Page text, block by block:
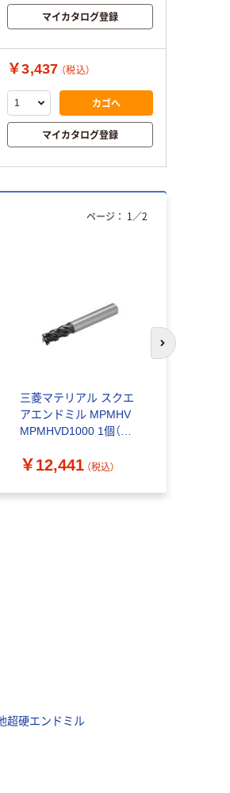
マイカタログ登録
￥3,437 （税込）
カゴへ
マイカタログ登録
三菱マテリアル スクエ
アエンドミル MPMHV
MPMHVD1000 1個（直
￥12,441 （税込）
ページ： 1 ／2
次のスライド
超硬エンドミル